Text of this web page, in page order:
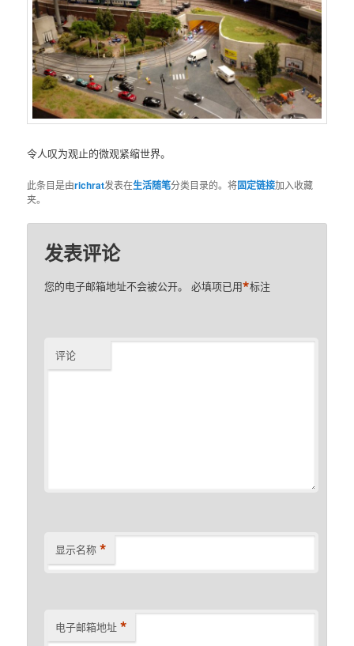
令人叹为观止的微观紧缩世界。
此条目是由richrat发表在生活随笔分类目录的。将固定链接加入收藏
夹。
发表评论
您的电子邮箱地址不会被公开。 必填项已用*标注
评论
显示名称 *
电子邮箱地址 *